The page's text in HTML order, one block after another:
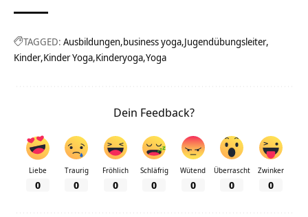
TAGGED: Ausbildungen business yoga Jugendübungsleiter
Kinder Kinder Yoga Kinderyoga Yoga
Dein Feedback?
Liebe
0
Traurig
0
Fröhlich
0
Schläfrig
0
Wütend
0
Überrascht
0
Zwinker
0